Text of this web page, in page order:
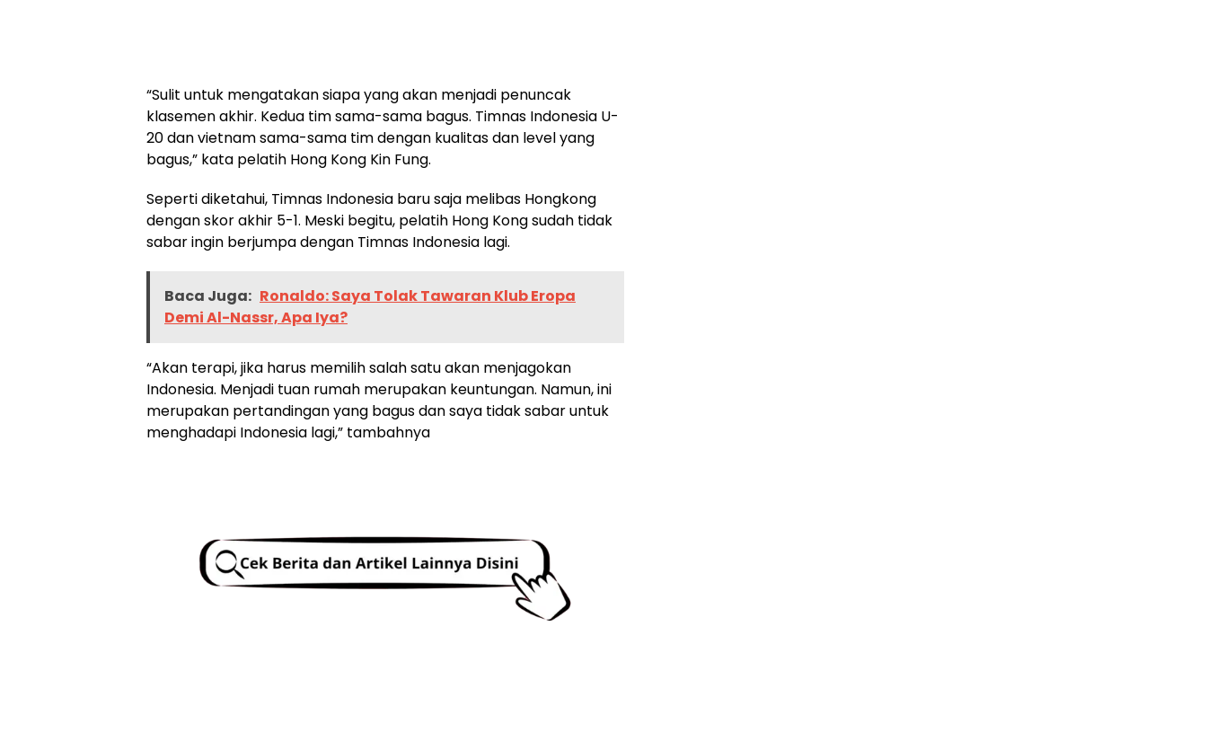
“Sulit untuk mengatakan siapa yang akan menjadi penuncak
klasemen akhir. Kedua tim sama-sama bagus. Timnas Indonesia U-
20 dan vietnam sama-sama tim dengan kualitas dan level yang
bagus,” kata pelatih Hong Kong Kin Fung.
Seperti diketahui, Timnas Indonesia baru saja melibas Hongkong
dengan skor akhir 5-1. Meski begitu, pelatih Hong Kong sudah tidak
sabar ingin berjumpa dengan Timnas Indonesia lagi.
Baca Juga: Ronaldo: Saya Tolak Tawaran Klub Eropa
Demi Al-Nassr, Apa Iya?
“Akan terapi, jika harus memilih salah satu akan menjagokan
Indonesia. Menjadi tuan rumah merupakan keuntungan. Namun, ini
merupakan pertandingan yang bagus dan saya tidak sabar untuk
menghadapi Indonesia lagi,” tambahnya